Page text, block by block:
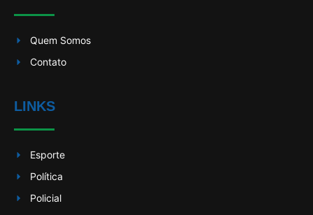
Quem Somos
Contato
LINKS
Esporte
Política
Policial